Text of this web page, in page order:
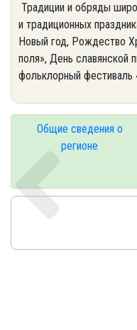
Традиции и обряды
и традиционных
Новый год, Рождество
поля», День славянской
фольклорный фестиваль
Общие сведения о
регионе